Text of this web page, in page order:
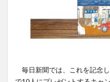
毎日新聞では、これを記念